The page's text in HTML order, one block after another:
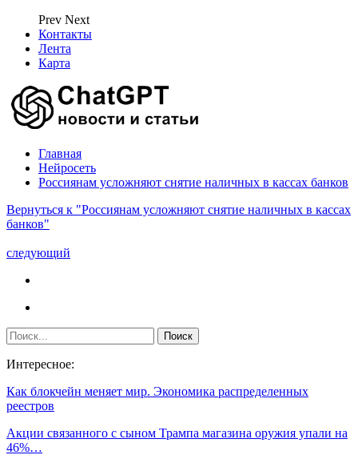
Prev Next
Контакты
Лента
Карта
Главная
Нейросеть
Россиянам усложняют снятие наличных в кассах банков
Вернуться к "Россиянам усложняют снятие наличных в кассах
банков"
следующий
Интересное:
Как блокчейн меняет мир. Экономика распределенных
реестров
Акции связанного с сыном Трампа магазина оружия упали на
46%…